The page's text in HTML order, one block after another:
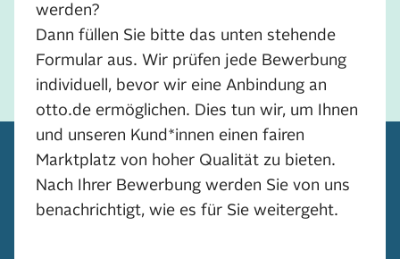
werden?
Dann füllen Sie bitte das unten stehende
Formular aus. Wir prüfen jede Bewerbung
individuell, bevor wir eine Anbindung an
otto.de ermöglichen. Dies tun wir, um Ihnen
und unseren Kund*innen einen fairen
Marktplatz von hoher Qualität zu bieten.
Nach Ihrer Bewerbung werden Sie von uns
benachrichtigt, wie es für Sie weitergeht.